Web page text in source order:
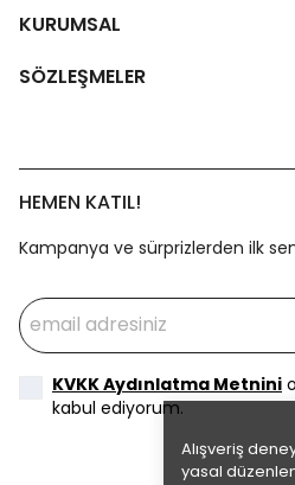
Alışveriş
yasal
KURUMSAL
SÖZLEŞMELER
HEMEN KATIL!
Kampanya ve sürprizlerden ilk
KVKK Aydınlatma Metnini
kabul ediyorum.